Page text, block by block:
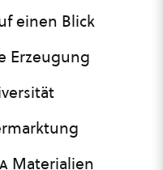
einen Blick
Erzeugung
Materialien